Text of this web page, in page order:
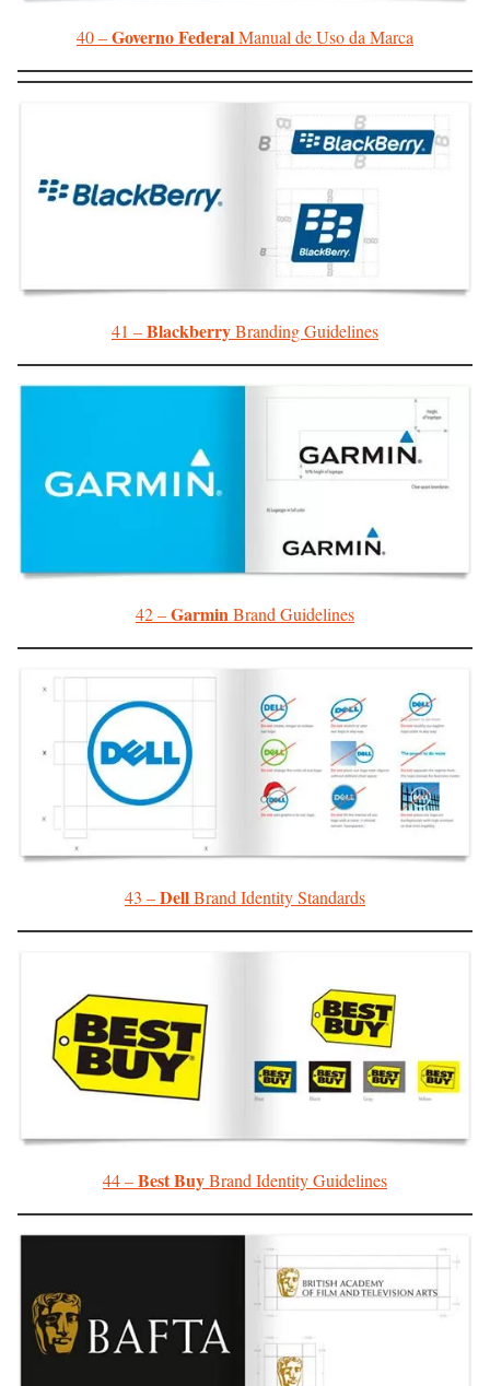
40 –Governo FederalManual de Uso da Marca
41 –BlackberryBranding Guidelines
42 –GarminBrand Guidelines
43 –DellBrand Identity Standards
44 –Best BuyBrand Identity Guidelines